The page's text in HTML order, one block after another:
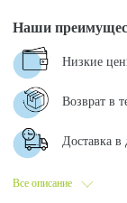
Все описание
Наши
Низкие
Возврат в
Доставка в